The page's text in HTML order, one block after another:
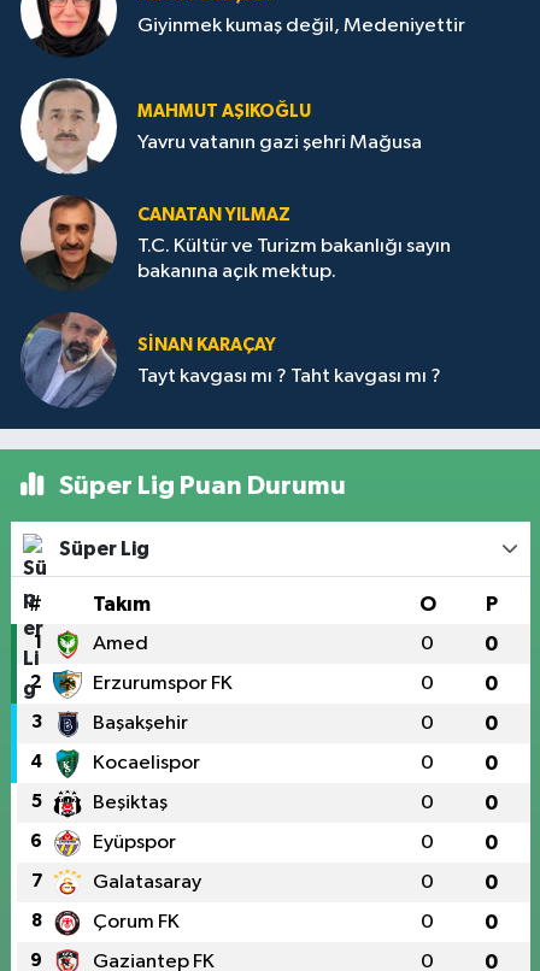
Giyinmek kumaş değil, Medeniyettir
MAHMUT AŞIKOĞLU
Yavru vatanın gazi şehri Mağusa
CANATAN YILMAZ
T.C. Kültür ve Turizm bakanlığı sayın
bakanına açık mektup.
SİNAN KARAÇAY
Tayt kavgası mı ? Taht kavgası mı ?
Süper Lig Puan Durumu
Süper Lig
# Takım O P
1 Amed 0 0
2 Erzurumspor FK 0 0
3 Başakşehir 0 0
4 Kocaelispor 0 0
5 Beşiktaş 0 0
6 Eyüpspor 0 0
7 Galatasaray 0 0
8 Çorum FK 0 0
9 Gaziantep FK 0 0